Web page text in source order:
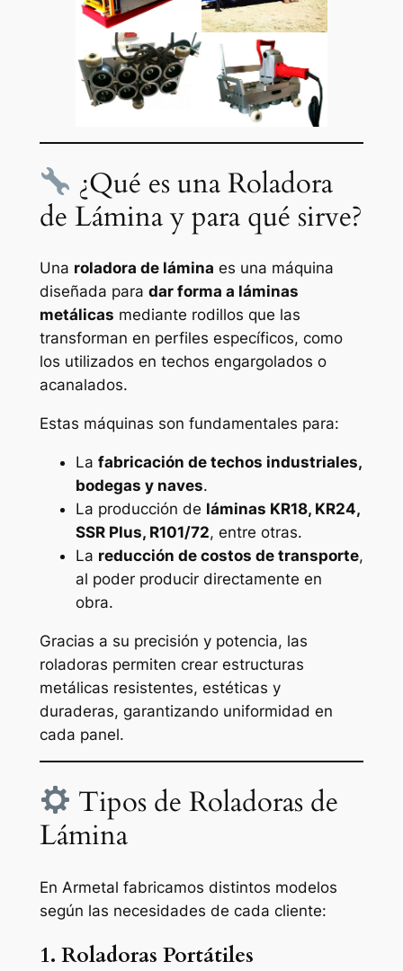
¿Qué es una Roladora
de Lámina y para qué sirve?
Una roladora de lámina es una máquina
diseñada para dar forma a láminas
metálicas mediante rodillos que las
transforman en perfiles específicos, como
los utilizados en techos engargolados o
acanalados.
Estas máquinas son fundamentales para:
La fabricación de techos industriales,
bodegas y naves.
La producción de láminas KR18, KR24,
SSR Plus, R101/72, entre otras.
La reducción de costos de transporte,
al poder producir directamente en
obra.
Gracias a su precisión y potencia, las
roladoras permiten crear estructuras
metálicas resistentes, estéticas y
duraderas, garantizando uniformidad en
cada panel.
Tipos de Roladoras de
Lámina
En Armetal fabricamos distintos modelos
según las necesidades de cada cliente:
1. Roladoras Portátiles